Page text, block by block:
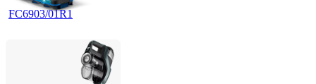
FC6903/01R1